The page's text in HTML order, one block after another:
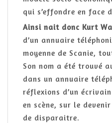
qui s’effondre en face
Ainsi nait donc Kurt
d’un annuaire
moyenne de Scanie,
Son nom a été trouvé
dans un annuaire
réflexions d’un
en scène, sur le
de disparaitre.